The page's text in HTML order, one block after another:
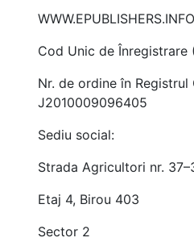
Cod Unic de Înregistrare
Nr. de ordine în Registrul
J2010009096405
Sediu social:
Strada Agricultori nr.
Etaj 4, Birou 403
Sector 2